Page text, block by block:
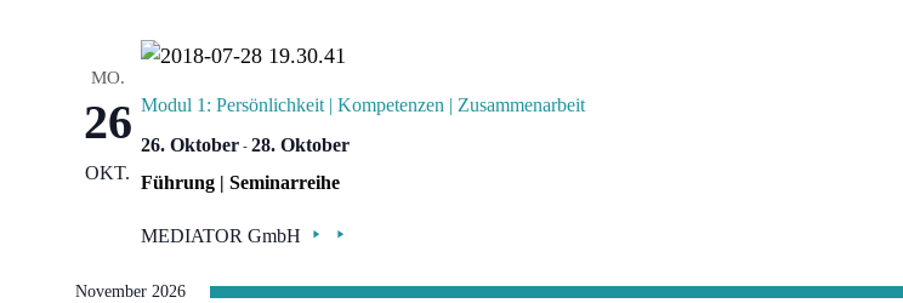
MO.
26
OKT. Führung | Seminarreihe
Modul 1: Persönlichkeit | Kompetenzen | Zusammenarbeit
MEDIATOR GmbH
26. Oktober-28. Oktober
November 2026